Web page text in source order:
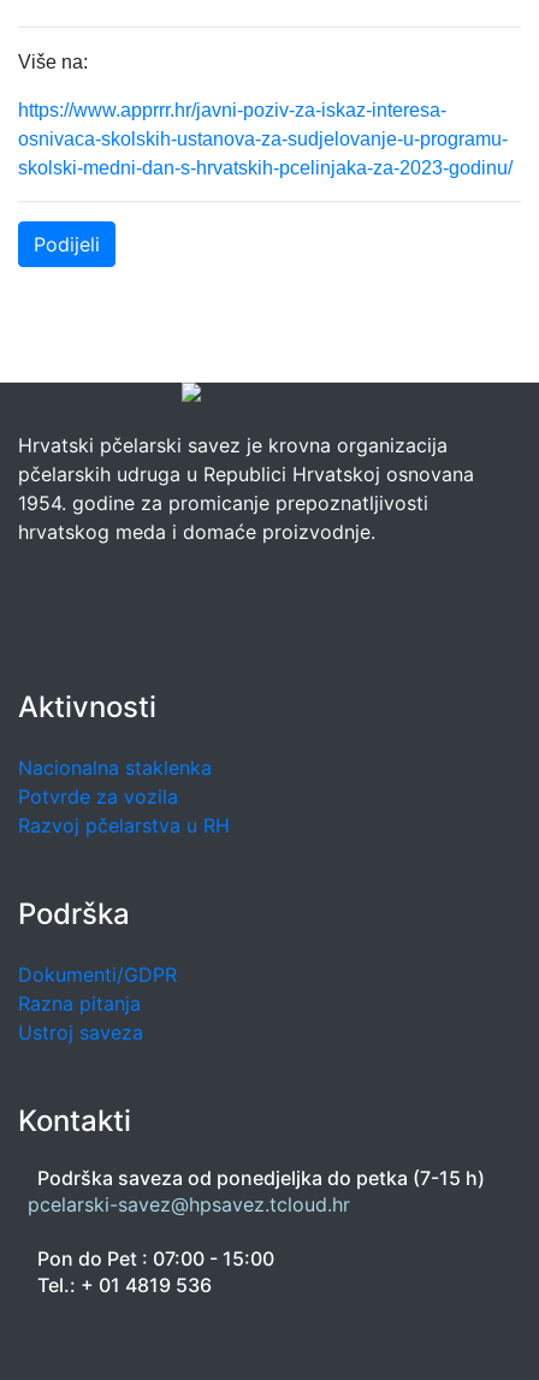
Više na:
https://www.apprrr.hr/javni-poziv-za-iskaz-interesa-
osnivaca-skolskih-ustanova-za-sudjelovanje-u-programu-
skolski-medni-dan-s-hrvatskih-pcelinjaka-za-2023-godinu/
Podijeli
Hrvatski pčelarski savez je krovna organizacija
pčelarskih udruga u Republici Hrvatskoj osnovana
1954. godine za promicanje prepoznatljivosti
hrvatskog meda i domaće proizvodnje.
Aktivnosti
Nacionalna staklenka
Potvrde za vozila
Razvoj pčelarstva u RH
Podrška
Dokumenti/GDPR
Razna pitanja
Ustroj saveza
Kontakti
Podrška saveza od ponedjeljka do petka (7-15 h)
pcelarski-savez@hpsavez.tcloud.hr
Pon do Pet : 07:00 - 15:00
Tel.: + 01 4819 536